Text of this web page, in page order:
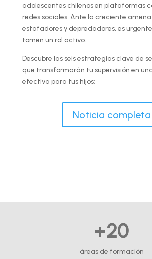
adolescentes chilenos en plataformas
redes sociales. Ante la creciente
estafadores y depredadores, es
tomen un rol activo.
Descubre las seis estrategias clave de
que transformarán tu supervisión en
efectiva para tus hijos:
Noticia completa
+20
áreas de formación